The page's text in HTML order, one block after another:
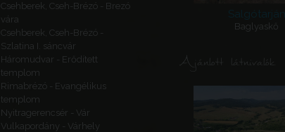
Csehberek, Cseh-Brézó - Brezó
vára
Csehberek, Cseh-Brézó -
Szlatina I. sáncvár
Háromudvar - Erődített
templom
Rimabrézó - Evangélikus
templom
Nyitragerencsér - Vár
Vulkapordány - Várhely
Salgótarján
Baglyaskő
Ajánlott látnivalók